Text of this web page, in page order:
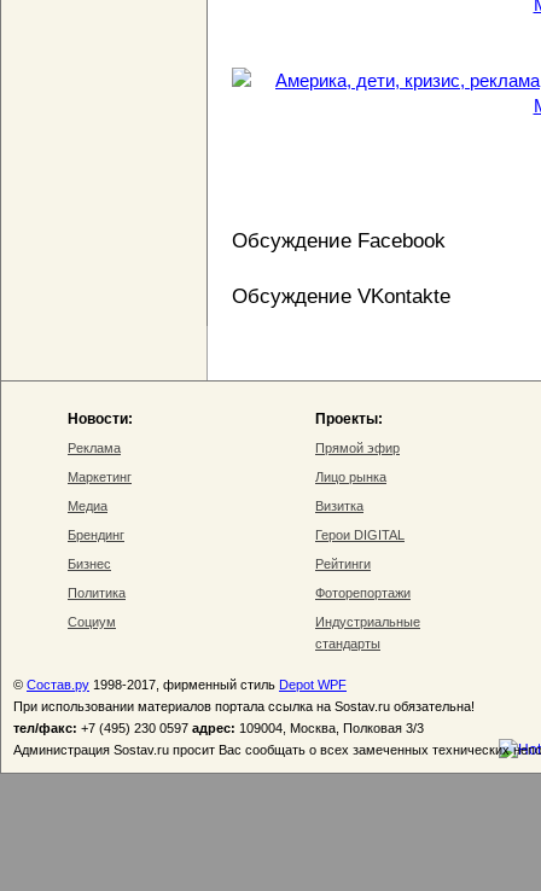
Обсуждение Facebook
Обсуждение VKontakte
Новости:
Реклама
Маркетинг
Медиа
Брендинг
Бизнес
Политика
Социум
Проекты:
Прямой эфир
Лицо рынка
Визитка
Герои DIGITAL
Рейтинги
Фоторепортажи
Индустриальные
стандарты
© Состав.ру 1998-2017, фирменный стиль Depot WPF
При использовании материалов портала ссылка на Sostav.ru обязательна!
тел/факс: +7 (495) 230 0597 адрес: 109004, Москва, Полковая 3/3
Администрация Sostav.ru просит Вас сообщать о всех замеченных технических